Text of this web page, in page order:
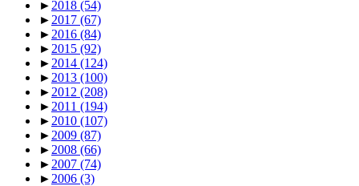
► 2018 (54)
► 2017 (67)
► 2016 (84)
► 2015 (92)
► 2014 (124)
► 2013 (100)
► 2012 (208)
► 2011 (194)
► 2010 (107)
► 2009 (87)
► 2008 (66)
► 2007 (74)
► 2006 (3)